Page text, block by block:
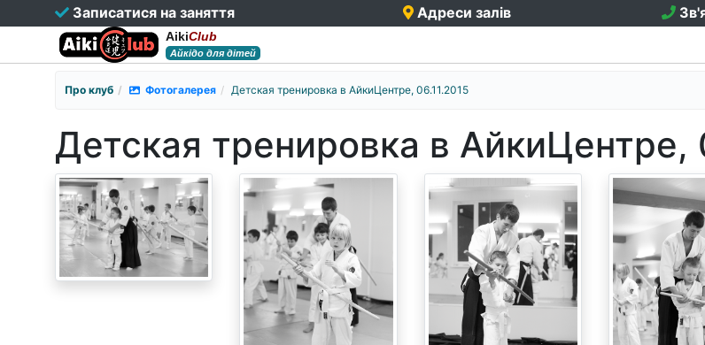
Записатися на заняття Адреси залів
AikiClub
Айкідо для дітей
Про клуб Фотогалерея Детская тренировка в АйкиЦентре, 06.11.2015
Детская тренировка в АйкиЦентре,